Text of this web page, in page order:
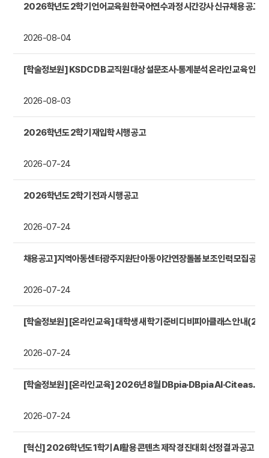
2026학년도 2학기 언어교육원 한국어연수과정 시간강사 신규채용 공고
2026-08-04
[학술정보원] KSDC DB 교직원 대상 설문조사·통계분석 온라인 교육 안내
2026-08-03
2026학년도 2학기 재입학 시행 공고
2026-07-24
2026학년도 2학기 전과 시행 공고
2026-07-24
채용공고]지역아동센터광주지원단 아동 야간연장돌봄 보조인력 모집 공고
2026-07-24
2026-07-24
[학술정보원] [온라인 교육] 2026년 8월 DBpia·DBpia AI·Citeasy 이용교육 안내
2026-07-24
[혁신] 2026학년도 1학기 AI활용 콘텐츠 제작 경진대회 선정 결과 공고